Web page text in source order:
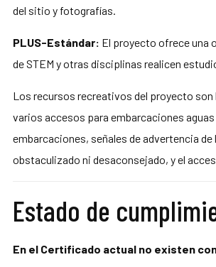
del sitio y fotografías.
PLUS-Estándar: El proyecto ofrece una
de STEM y otras disciplinas realicen
Los recursos recreativos del proyecto
varios accesos para embarcaciones
embarcaciones, señales de advertencia
obstaculizado ni desaconsejado, y el
Estado de
En el Certificado actual no existen